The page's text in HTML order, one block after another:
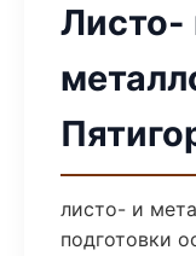
Листо-
листо- и
подготовки